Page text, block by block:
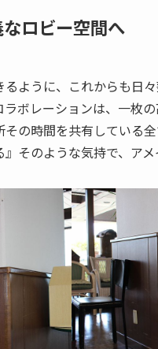
ロビー空間へ
ように、これからも日
ボレーションは、一枚
の時間を共有している
そのような気持で、ア